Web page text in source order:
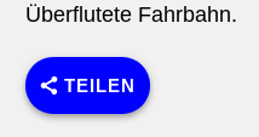
Überflutete Fahrbahn.
TEILEN